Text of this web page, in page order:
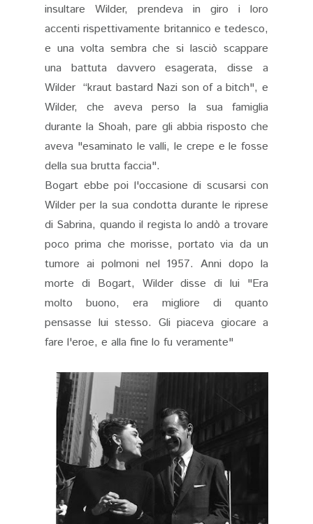
insultare Wilder, prendeva in giro i loro
accenti rispettivamente britannico e tedesco,
e una volta sembra che si lasciò scappare
una battuta davvero esagerata, disse a
Wilder “kraut bastard Nazi son of a bitch", e
Wilder, che aveva perso la sua famiglia
durante la Shoah, pare gli abbia risposto che
aveva "esaminato le valli, le crepe e le fosse
della sua brutta faccia".
Bogart ebbe poi l'occasione di scusarsi con
Wilder per la sua condotta durante le riprese
di Sabrina, quando il regista lo andò a trovare
poco prima che morisse, portato via da un
tumore ai polmoni nel 1957. Anni dopo la
morte di Bogart, Wilder disse di lui "Era
molto buono, era migliore di quanto
pensasse lui stesso. Gli piaceva giocare a
fare l'eroe, e alla fine lo fu veramente"